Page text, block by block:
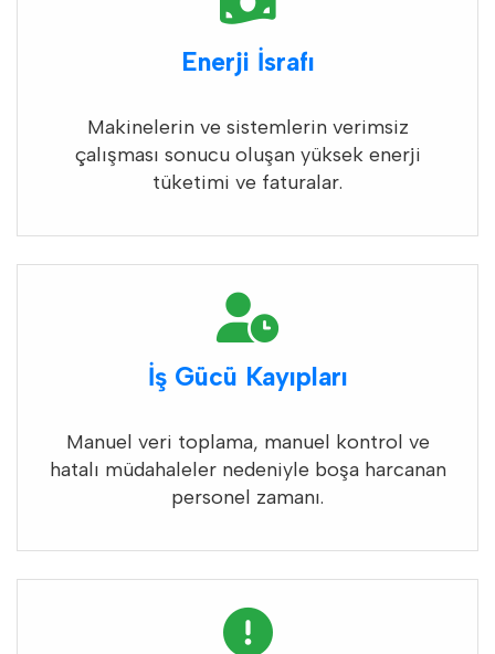
Enerji İsrafı
Makinelerin ve sistemlerin verimsiz
çalışması sonucu oluşan yüksek enerji
tüketimi ve faturalar.
İş Gücü Kayıpları
Manuel veri toplama, manuel kontrol ve
hatalı müdahaleler nedeniyle boşa harcanan
personel zamanı.